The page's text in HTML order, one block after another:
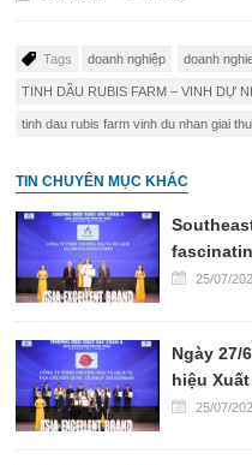
Tags doanh nghiệp doanh
TINH DẦU RUBIS FARM – VINH DỰ
tinh dau rubis farm vinh du nhan giai
TIN CHUYÊN MỤC KHÁC
25/07/
Ngày 27/
hiệu
CÔNG TY
25/07/